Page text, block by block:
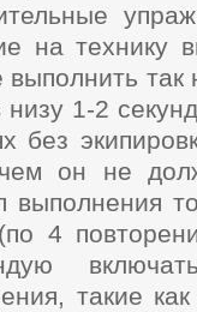
на технику
низу 1-2
без
он не
выполнения
4
такие